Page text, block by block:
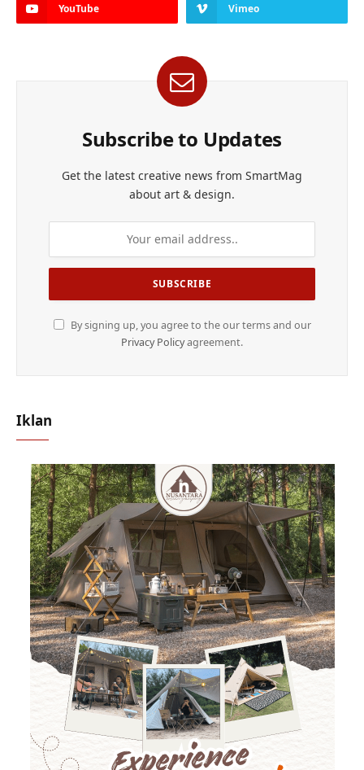
YouTube Vimeo
Subscribe to Updates
Get the latest creative news from SmartMag
about art & design.
By signing up, you agree to the our terms and our
Privacy Policyagreement.
Iklan